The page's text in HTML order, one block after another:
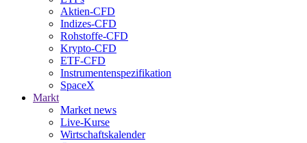
Aktien-CFD
Indizes-CFD
Rohstoffe-CFD
Krypto-CFD
ETF-CFD
Instrumentenspezifikation
SpaceX
Markt
Market news
Live-Kurse
Wirtschaftskalender